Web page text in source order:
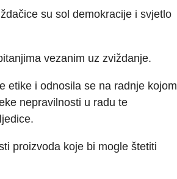
su sol demokracije i svjetlo
vezanim uz zviždanje.
etike i odnosila se na radnje kojom
nepravilnosti u radu te
proizvoda koje bi mogle štetiti